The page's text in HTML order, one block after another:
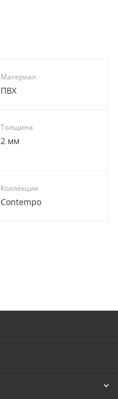
Материал
ПВХ
Толщина
2 мм
Коллекция
Contempo